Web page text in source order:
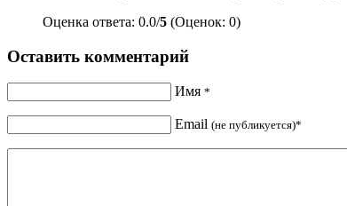
Оценка ответа: 0.0/5 (Оценок: 0)
Оставить комментарий
Имя *
Email (не публикуется)*